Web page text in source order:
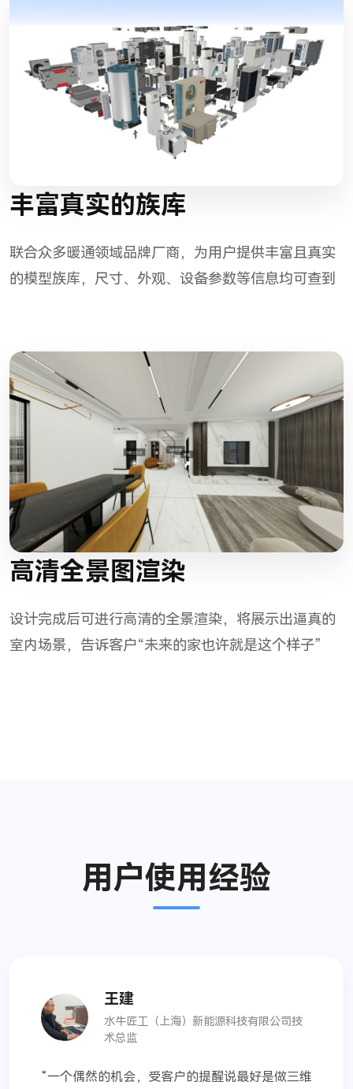
丰富真实的族库
联合众多暖通领域品牌厂商，为用户提供丰富且真实
的模型族库，尺寸、外观、设备参数等信息均可查到
高清全景图渲染
设计完成后可进行高清的全景渲染，将展示出逼真的
室内场景，告诉客户“未来的家也许就是这个样子”
用户使用经验
王建
水牛匠工（上海）新能源科技有限公司技
术总监
“一个偶然的机会，受客户的提醒说最好是做三维